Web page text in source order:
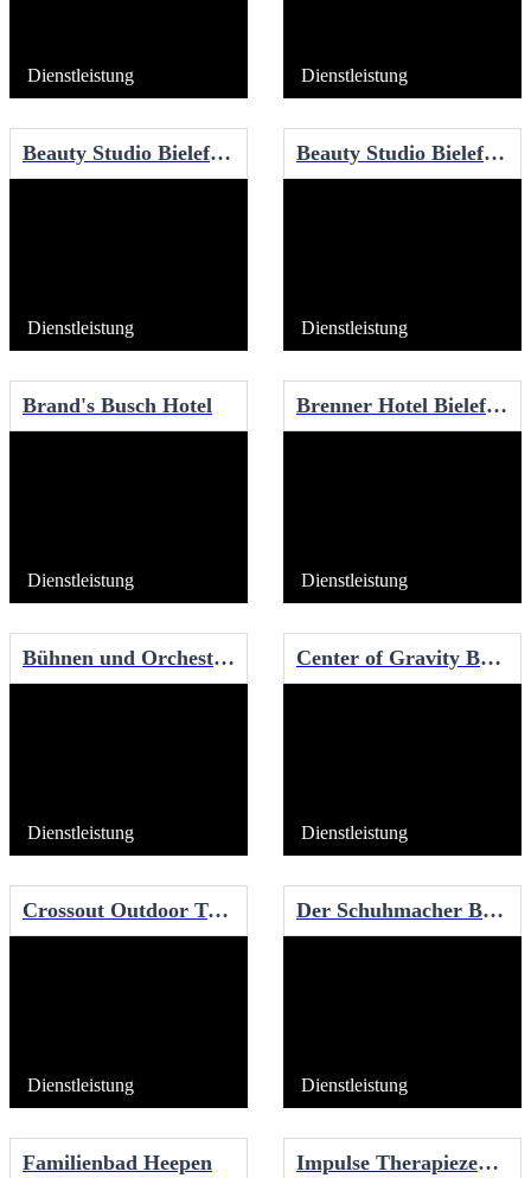
Dienstleistung Dienstleistung
Beauty Studio Bielefeld - Heidebrecht
Dienstleistung
Beauty Studio Bielefeld - Howe
Dienstleistung
Brand's Busch Hotel
Dienstleistung
Brenner Hotel Bielefeld
Dienstleistung
Bühnen und Orchester - Stadt Bielefeld
Dienstleistung
Center of Gravity Boulderhalle
Dienstleistung
Crossout Outdoor Training
Dienstleistung
Der Schuhmacher Bielefeld
Dienstleistung
Familienbad Heepen Impulse Therapiezentrum